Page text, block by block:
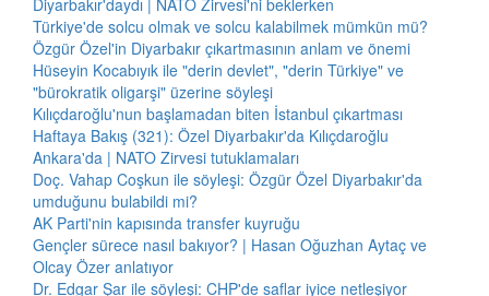
Diyarbakır'daydı | NATO Zirvesi'ni beklerken
Türkiye'de solcu olmak ve solcu kalabilmek mümkün mü?
Özgür Özel'in Diyarbakır çıkartmasının anlam ve önemi
Hüseyin Kocabıyık ile "derin devlet", "derin Türkiye" ve
"bürokratik oligarşi" üzerine söyleşi
Kılıçdaroğlu'nun başlamadan biten İstanbul çıkartması
Haftaya Bakış (321): Özel Diyarbakır'da Kılıçdaroğlu
Ankara'da | NATO Zirvesi tutuklamaları
Doç. Vahap Coşkun ile söyleşi: Özgür Özel Diyarbakır'da
umduğunu bulabildi mi?
AK Parti'nin kapısında transfer kuyruğu
Gençler sürece nasıl bakıyor? | Hasan Oğuzhan Aytaç ve
Olcay Özer anlatıyor
Dr. Edgar Şar ile söyleşi: CHP'de saflar iyice netleşiyor